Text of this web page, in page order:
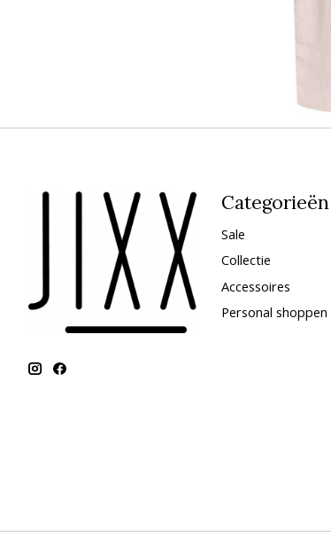
Categorieën
Sale
Collectie
Accessoires
Personal shoppen